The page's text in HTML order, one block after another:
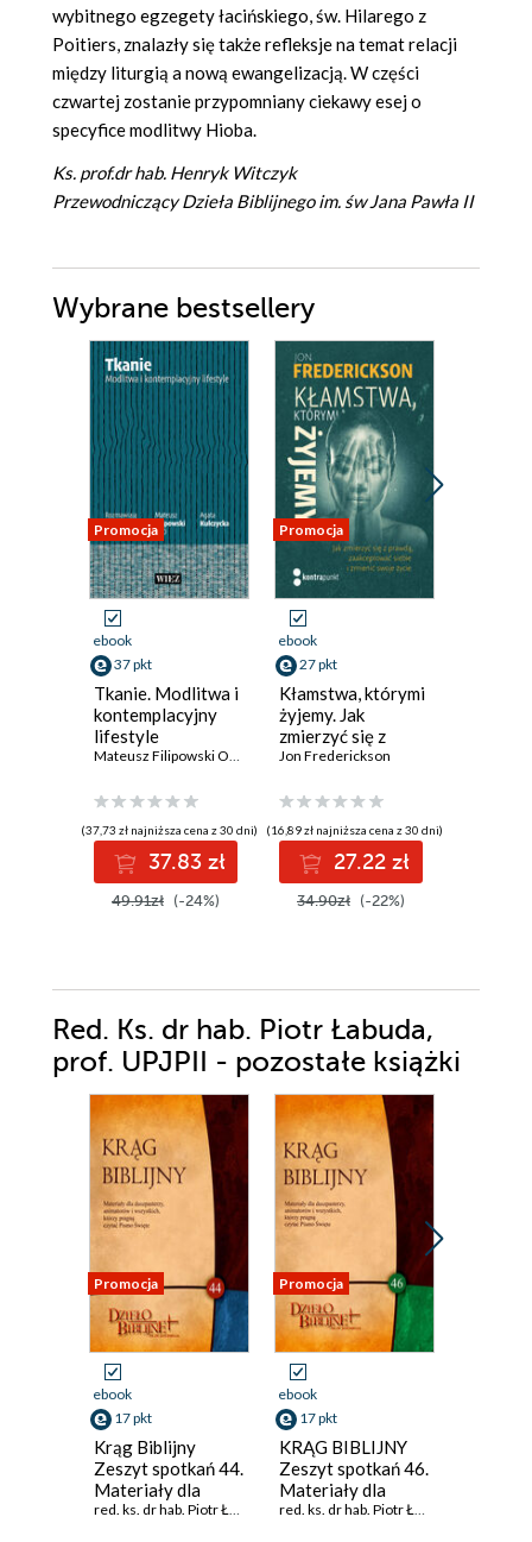
wybitnego egzegety łacińskiego, św. Hilarego z
Poitiers, znalazły się także refleksje na temat relacji
między liturgią a nową ewangelizacją. W części
czwartej zostanie przypomniany ciekawy esej o
specyfice modlitwy Hioba.
Ks. prof.dr hab. Henryk Witczyk
Przewodniczący Dzieła Biblijnego im. św Jana Pawła II
Wybrane bestsellery
Promocja
ebook
37 pkt
Tkanie. Modlitwa i
kontemplacyjny
lifestyle
Agata Kulczycka
(37,73 zł najniższa cena z 30 dni)
37.83 zł
49.91zł (-24%)
Promocja
ebook
27 pkt
Kłamstwa, którymi
żyjemy. Jak
zmierzyć się z
prawdą,
siebie i zmienić
swoje życie
Wydania II
Jon Frederickson
(16,89 zł najniższa cena z 30 dni)
27.22 zł
34.90zł (-22%)
Red. Ks. dr hab. Piotr Łabuda,
prof. UPJPII - pozostałe książki
Promocja
ebook
17 pkt
Krąg Biblijny
Zeszyt spotkań 44.
Materiały dla
duszpasterzy,
red. ks. dr hab. Piotr Łabuda prof. UPJPII
Promocja
ebook
17 pkt
KRĄG BIBLIJNY
Zeszyt spotkań 46.
Materiały dla
duszpasterzy,
red. ks. dr hab. Piotr Łabuda